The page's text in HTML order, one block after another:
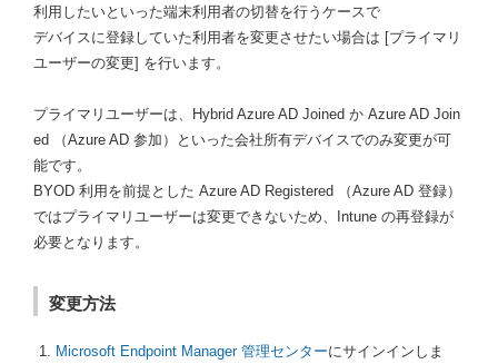
利用したいといった端末利用者の切替を行うケースで
デバイスに登録していた利用者を変更させたい場合は [プライマリ
ユーザーの変更] を行います。
プライマリユーザーは、Hybrid Azure AD Joined か Azure AD Join
ed （Azure AD 参加）といった会社所有デバイスでのみ変更が可
能です。
BYOD 利用を前提とした Azure AD Registered （Azure AD 登録）
ではプライマリユーザーは変更できないため、Intune の再登録が
必要となります。
変更方法
Microsoft Endpoint Manager 管理センターにサインインしま